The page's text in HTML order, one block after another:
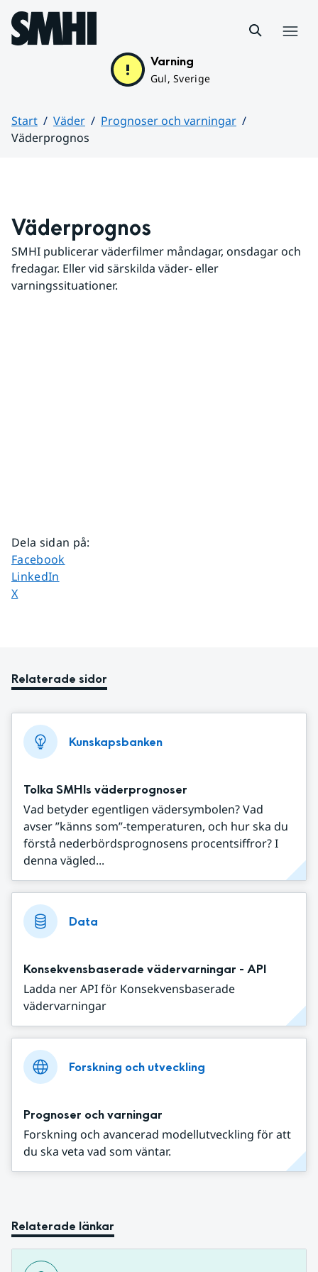
Hoppa till sidans innehåll
Varning
Gul, Sverige
Start Väder
Prognoser och varningar
Väderprognos
Väderprognos
SMHI publicerar väderfilmer måndagar, onsdagar och
fredagar. Eller vid särskilda väder- eller
varningssituationer.
Dela sidan på:
Dela sidan på
Facebook
Dela sidan på
LinkedIn
Dela sidan på
X
Relaterade sidor
Kunskapsbanken
Tolka SMHIs väderprognoser
Vad betyder egentligen vädersymbolen? Vad
avser ”känns som”-temperaturen, och hur ska du
förstå nederbördsprognosens procentsiffror? I
denna vägled...
Data
Konsekvensbaserade vädervarningar - API
Ladda ner API för Konsekvensbaserade
vädervarningar
Forskning och utveckling
Prognoser och varningar
Forskning och avancerad modellutveckling för att
du ska veta vad som väntar.
Relaterade länkar